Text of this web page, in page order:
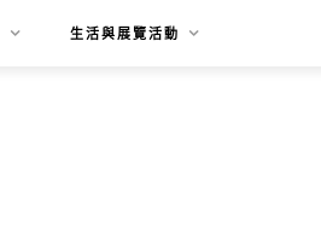
生活與展覽活動